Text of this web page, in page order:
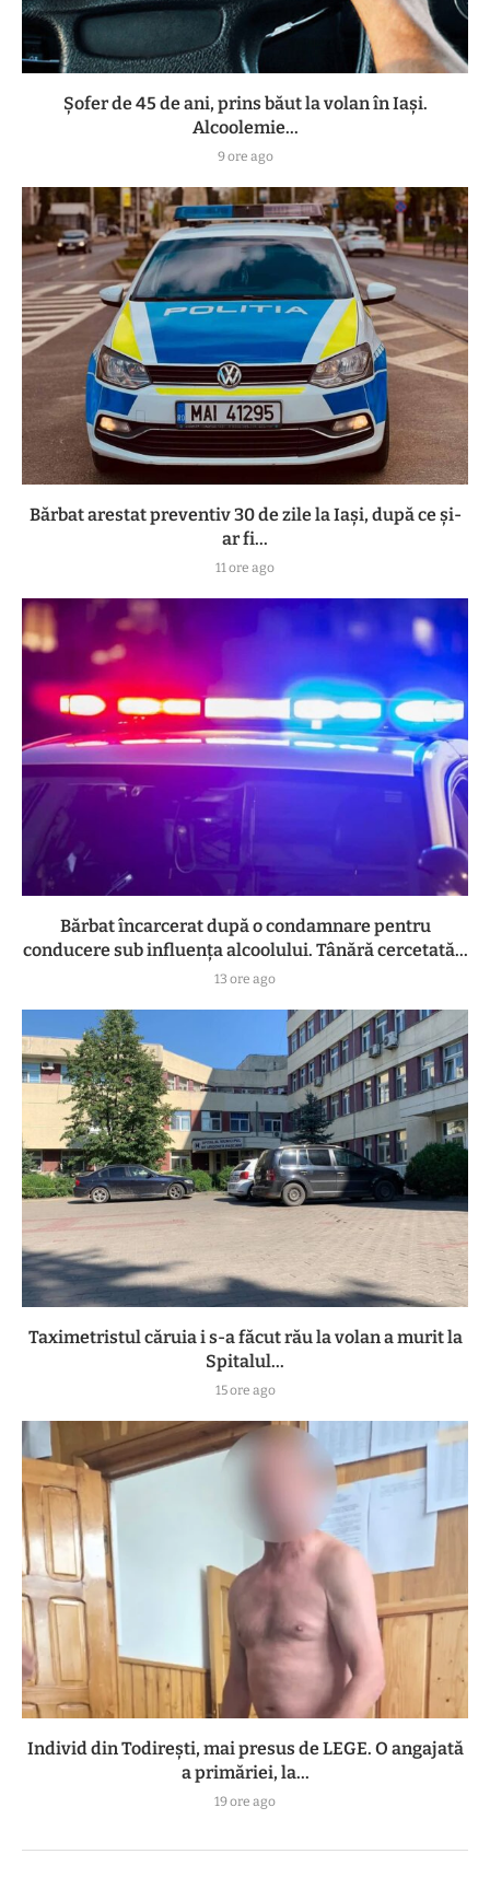
Șofer de 45 de ani, prins băut la volan în Iași.
Alcoolemie...
9 ore ago
Bărbat arestat preventiv 30 de zile la Iași, după ce și-
ar fi...
11 ore ago
Bărbat încarcerat după o condamnare pentru
conducere sub influența alcoolului. Tânără cercetată...
13 ore ago
Taximetristul căruia i s-a făcut rău la volan a murit la
Spitalul...
15 ore ago
Individ din Todirești, mai presus de LEGE. O angajată
a primăriei, la...
19 ore ago